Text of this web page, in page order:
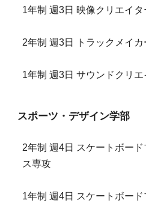
1年制 週3日 映像クリエイタ
2年制 週3日 トラックメイ
1年制 週3日 サウンドクリエ
スポーツ・デザイン学部
2年制 週4日 スケートボー
ス専攻
1年制 週4日 スケートボー